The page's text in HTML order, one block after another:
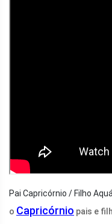
Pai Capricórnio / Filho
o Capricórnio pais e